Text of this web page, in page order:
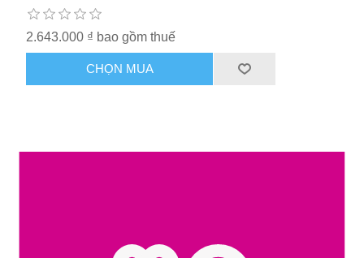
2.643.000 ₫ bao gồm thuế
CHỌN MUA